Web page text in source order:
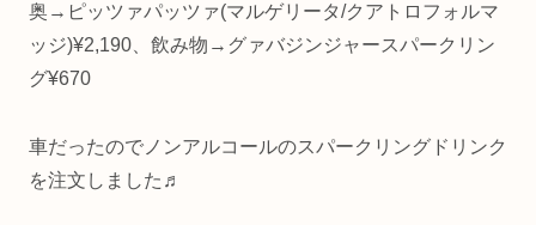
奥→ピッツァパッツァ(マルゲリータ/クアトロフォルマ
ッジ)¥2,190、飲み物→グァバジンジャースパークリン
グ¥670
車だったのでノンアルコールのスパークリングドリンク
を注文しました♬